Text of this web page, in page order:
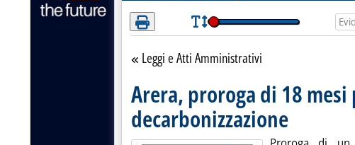
Torna alla sezione
Leggi e Atti Amministrativi
Arera, proroga di 18
decarbonizzazione